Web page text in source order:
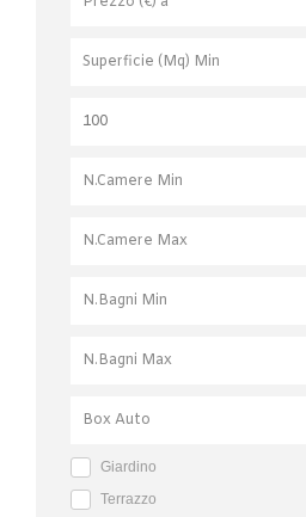
Giardino
Terrazzo